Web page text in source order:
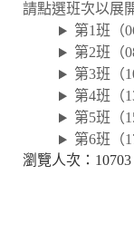
請點選班次以展
第1班（
第2班（
第3班（
第4班（
第5班（
第6班（
瀏覽人次：